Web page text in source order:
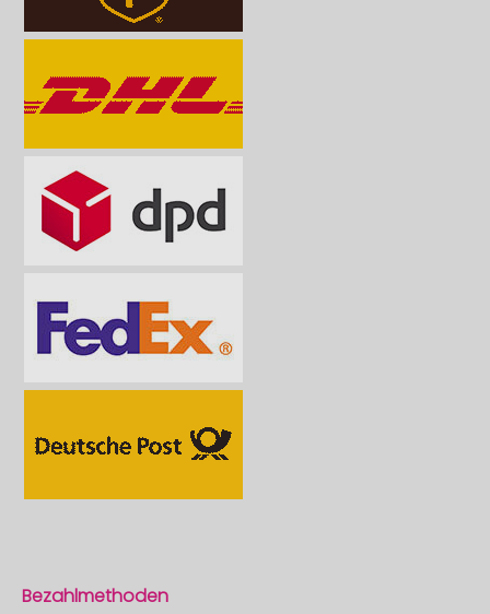
Bezahlmethoden